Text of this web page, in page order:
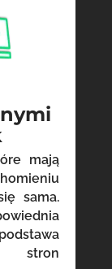
mają
sama.
stron